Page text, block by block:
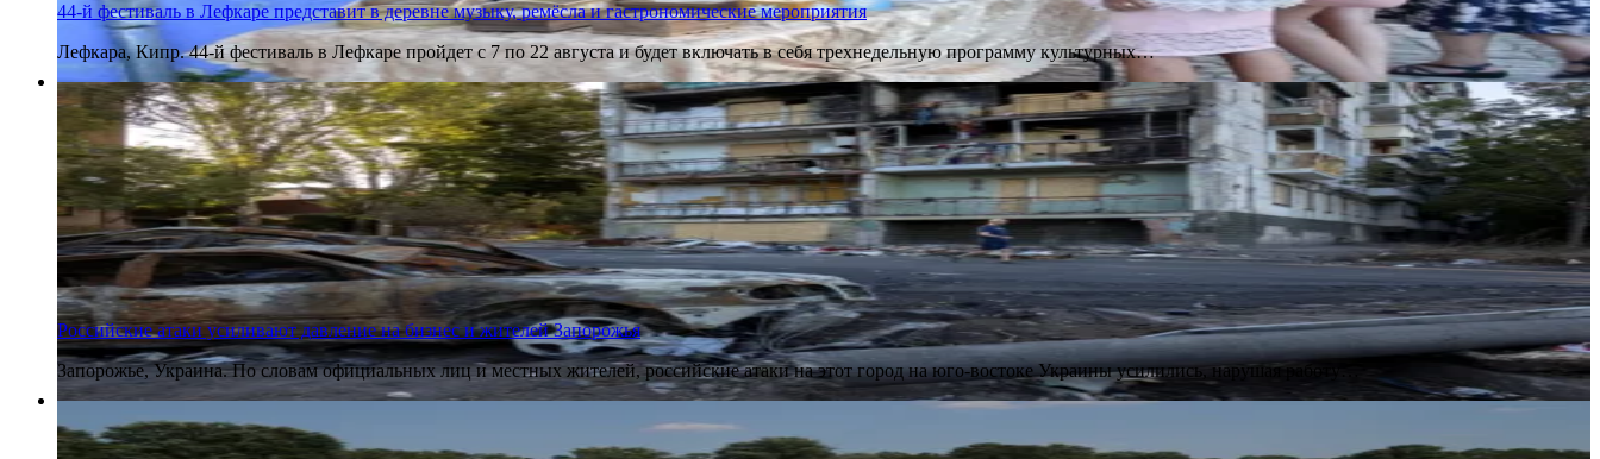
6 августа 2026
44-й фестиваль в Лефкаре представит в деревне музыку, ремёсла и гастрономические мероприятия
Лефкара, Кипр. 44-й фестиваль в Лефкаре пройдет с 7 по 22 августа и будет включать в себя трехнедельную программу культурных…
6 августа 2026
Российские атаки усиливают давление на бизнес и жителей Запорожья
Запорожье, Украина. По словам официальных лиц и местных жителей, российские атаки на этот город на юго-востоке Украины усилились, нарушая работу…